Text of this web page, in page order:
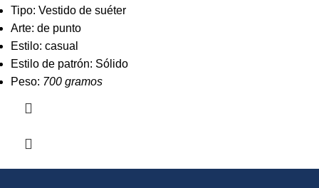
Tipo: Vestido de suéter
Arte: de punto
Estilo: casual
Estilo de patrón: Sólido
Peso: 700 gramos